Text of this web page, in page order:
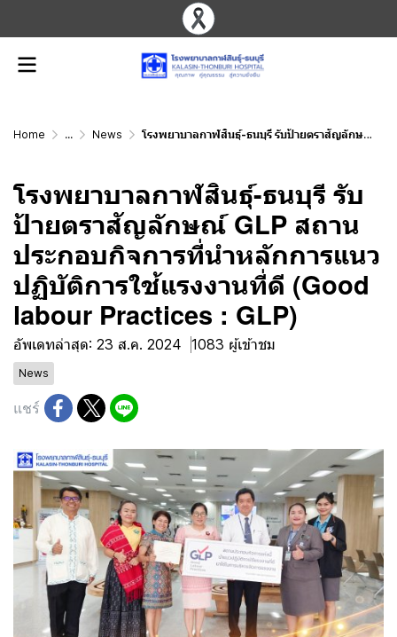
Home ... News โรงพยาบาลกาฬสินธุ์-ธนบุรี รับป้ายตราสัญลักษณ์ GLP สถานประกอบกิจการที่นำหลักการแนวปฏิบัติการใช้แรงงานที่ดี (Good labour Practices : GLP)
โรงพยาบาลกาฬสินธุ์-ธนบุรี รับ
ป้ายตราสัญลักษณ์ GLP สถาน
ประกอบกิจการที่นำหลักการแนว
ปฏิบัติการใช้แรงงานที่ดี (Good
labour Practices : GLP)
อัพเดทล่าสุด: 23 ส.ค. 2024 1083 ผู้เข้าชม
News
แชร์